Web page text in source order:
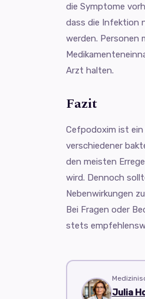
die Symptome
dass die Infektion
werden. Personen
Arzt halten.
Fazit
Cefpodoxim ist
verschiedener
den meisten
wird. Dennoch
Nebenwirkungen
Bei Fragen oder
stets
Julia